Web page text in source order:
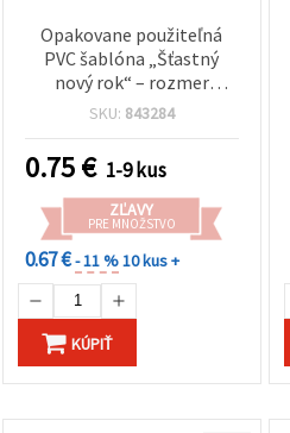
Opakovane použiteľná
PVC šablóna „Šťastný
nový rok“ – rozmer
motívu 13 × 4,5 cm
SKU: 843284
0.75€ 1-9 kus
ZĽAVY
PRE MNOŽSTVO
0.67 €- 11 %10 kus +
KÚPIŤ